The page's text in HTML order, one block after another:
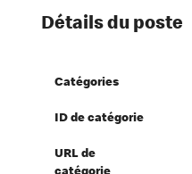
Détails du poste
Catégories
ID de catégorie
URL de